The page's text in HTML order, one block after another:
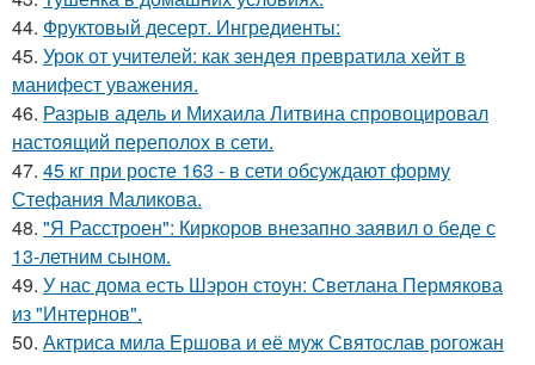
44. Фруктовый десерт. Ингредиенты:
45. Урок от учителей: как зендея превратила хейт в
манифест уважения.
46. Разрыв адель и Михаила Литвина спровоцировал
настоящий переполох в сети.
47. 45 кг при росте 163 - в сети обсуждают форму
Стефания Маликова.
48. "Я Расстроен": Киркоров внезапно заявил о беде с
13-летним сыном.
49. У нас дома есть Шэрон стоун: Светлана Пермякова
из "Интернов".
50. Актриса мила Ершова и её муж Святослав рогожан